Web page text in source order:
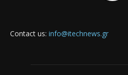
Contact us: info@itechnews.gr